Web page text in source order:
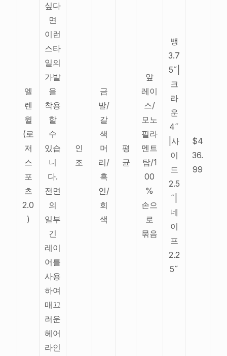
엘
렌
윌
(로
저
스
포
츠
2.0
)
싶다
면
이런
스타
일의
가발
을
착용
할
수
있습
니
다.
전면
의
일부
긴
레이
어를
사용
하여
매끄
러운
헤어
라인
인
조
금
발/
갈
색
머
리/
흑
인/
회
색
평
균
앞
레이
스/
모노
필라
멘트
탑/1
00
%
손으
로
묶음
뱅
3.7
5˝|
크
라
운
4˝
|사
이
드
2.5
˝|
네
이
프
2.2
5˝
$4
36.
99